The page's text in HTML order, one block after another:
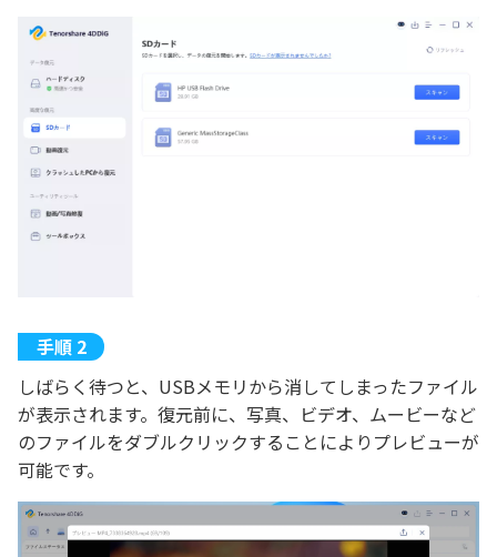
しばらく待つと、USBメモリから消してしまったファイル
が表示されます。復元前に、写真、ビデオ、ムービーなど
のファイルをダブルクリックすることによりプレビューが
可能です。